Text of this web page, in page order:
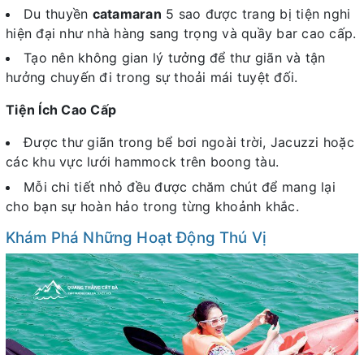
Du thuyền catamaran 5 sao được trang bị tiện nghi
hiện đại như nhà hàng sang trọng và quầy bar cao cấp.
Tạo nên không gian lý tưởng để thư giãn và tận
hưởng chuyến đi trong sự thoải mái tuyệt đối.
Tiện Ích Cao Cấp
Được thư giãn trong bể bơi ngoài trời, Jacuzzi hoặc
các khu vực lưới hammock trên boong tàu.
Mỗi chi tiết nhỏ đều được chăm chút để mang lại
cho bạn sự hoàn hảo trong từng khoảnh khắc.
Khám Phá Những Hoạt Động Thú Vị